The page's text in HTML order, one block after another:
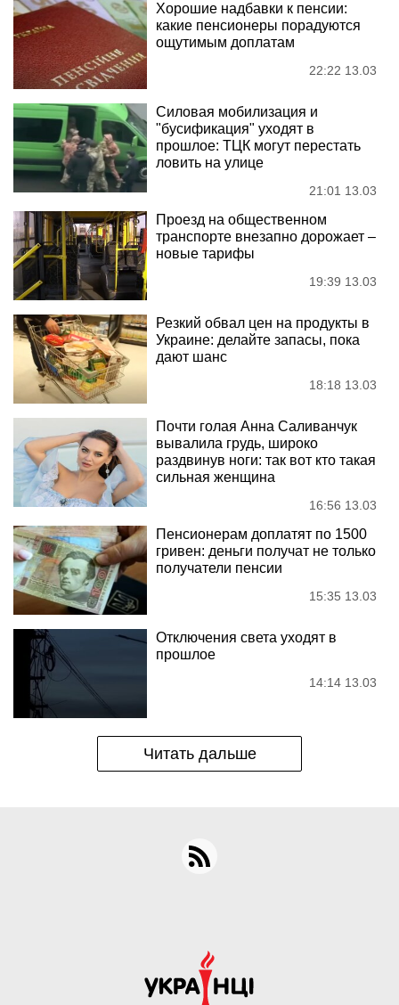
Хорошие надбавки к пенсии:
какие пенсионеры порадуются
ощутимым доплатам
22:22 13.03
Силовая мобилизация и
"бусификация" уходят в
прошлое: ТЦК могут перестать
ловить на улице
21:01 13.03
Проезд на общественном
транспорте внезапно дорожает –
новые тарифы
19:39 13.03
Резкий обвал цен на продукты в
Украине: делайте запасы, пока
дают шанс
18:18 13.03
Почти голая Анна Саливанчук
вывалила грудь, широко
раздвинув ноги: так вот кто такая
сильная женщина
16:56 13.03
Пенсионерам доплатят по 1500
гривен: деньги получат не только
получатели пенсии
15:35 13.03
Отключения света уходят в
прошлое
14:14 13.03
Читать дальше